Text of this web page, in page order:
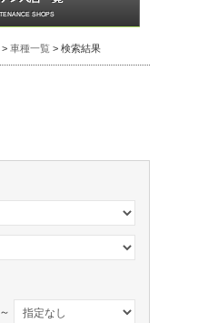
> 車種一覧 > 検索結果
～